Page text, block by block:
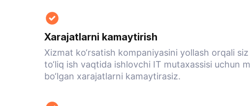
Xarajatlarni kamaytirish
Xizmat ko‘rsatish kompaniyasini yollash orqali
to‘liq ish vaqtida ishlovchi IT mutaxassisi uchun
bo‘lgan xarajatlarni kamaytirasiz.